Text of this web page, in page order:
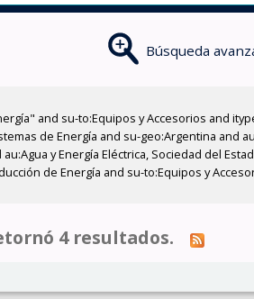
Búsqueda
and su-to:Equipos y Accesorios and
de Energía and su-geo:Argentina and
y Energía Eléctrica, Sociedad del
de Energía and su-to:Equipos y
4 resultados.